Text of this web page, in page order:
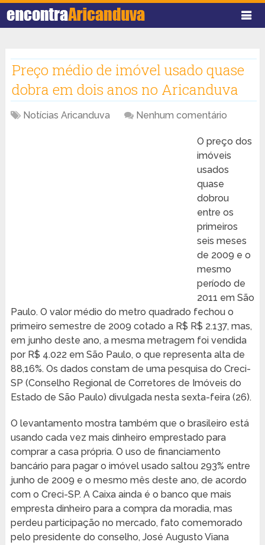
Preço médio de imóvel usado quase
dobra em dois anos no Aricanduva
Notícias Aricanduva Nenhum comentário
O preço dos
imóveis
usados
quase
dobrou
entre os
primeiros
seis meses
de 2009 e o
mesmo
período de
2011 em São
Paulo. O valor médio do metro quadrado fechou o
primeiro semestre de 2009 cotado a R$ R$ 2.137, mas,
em junho deste ano, a mesma metragem foi vendida
por R$ 4.022 em São Paulo, o que representa alta de
88,16%. Os dados constam de uma pesquisa do Creci-
SP (Conselho Regional de Corretores de Imóveis do
Estado de São Paulo) divulgada nesta sexta-feira (26).
O levantamento mostra também que o brasileiro está
usando cada vez mais dinheiro emprestado para
comprar a casa própria. O uso de financiamento
bancário para pagar o imóvel usado saltou 293% entre
junho de 2009 e o mesmo mês deste ano, de acordo
com o Creci-SP. A Caixa ainda é o banco que mais
empresta dinheiro para a compra da moradia, mas
perdeu participação no mercado, fato comemorado
pelo presidente do conselho, José Augusto Viana